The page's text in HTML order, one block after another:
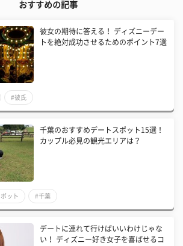
おすすめの記事
彼女の期待に答える！ ディズニーデー
トを絶対成功させるためのポイント7選
#彼氏
千葉のおすすめデートスポット15選！
カップル必見の観光エリアは？
ット #千葉
デートに連れて行けばいいわけじゃな
い！ ディズニー好き女子を喜ばせるコ